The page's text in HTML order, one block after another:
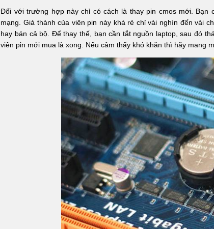
Đối với trường hợp này chỉ có cách là thay pin cmos mới.
mạng. Giá thành của viên pin này khá rẻ chỉ vài nghìn đến vài
hay bán cả bộ. Để thay thế, bạn cần tắt nguồn laptop, sau đó
viên pin mới mua là xong. Nếu cảm thấy khó khăn thì hãy mang